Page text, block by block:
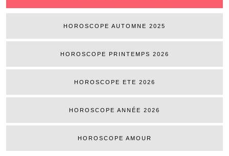
HOROSCOPE AUTOMNE 2025
HOROSCOPE PRINTEMPS 2026
HOROSCOPE ETE 2026
HOROSCOPE ANNÉE 2026
HOROSCOPE AMOUR